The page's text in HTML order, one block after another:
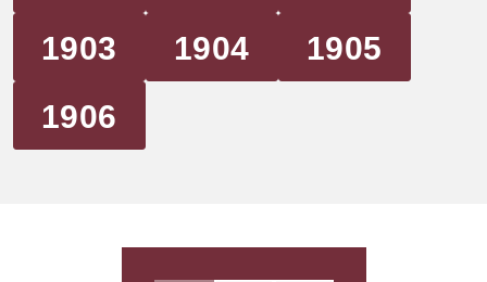
1903
1904
1905
1906